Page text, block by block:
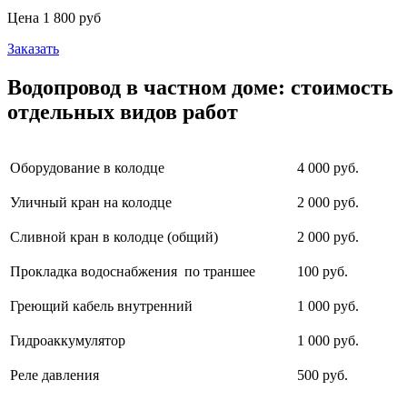
Цена 1 800 руб
Заказать
Водопровод в частном доме: стоимость
отдельных видов работ
Оборудование в колодце 4 000 руб.
Уличный кран на колодце 2 000 руб.
Сливной кран в колодце (общий) 2 000 руб.
Прокладка водоснабжения по траншее 100 руб.
Греющий кабель внутренний 1 000 руб.
Гидроаккумулятор 1 000 руб.
Реле давления 500 руб.